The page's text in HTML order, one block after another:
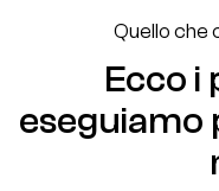
Quello che
Ecco i
eseguiamo